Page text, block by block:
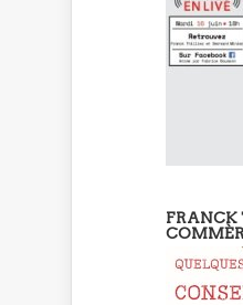
FRANCK